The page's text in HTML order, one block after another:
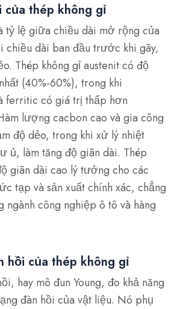
của thép không gỉ
tỷ lệ giữa chiều dài mở rộng của
chiều dài ban đầu trước khi gãy,
Thép không gỉ austenit có độ
(40%-60%), trong khi
ferritic có giá trị thấp hơn
lượng cacbon cao và gia công
độ dẻo, trong khi xử lý nhiệt
ủ, làm tăng độ giãn dài. Thép
giãn dài cao lý tưởng cho các
tạp và sản xuất chính xác, chẳng
ngành công nghiệp ô tô và hàng
hồi của thép không gỉ
hay mô đun Young, đo khả năng
đàn hồi của vật liệu. Nó phụ